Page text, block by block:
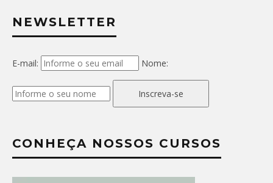
NEWSLETTER
E-mail: Nome:
Inscreva-se
CONHEÇA NOSSOS CURSOS